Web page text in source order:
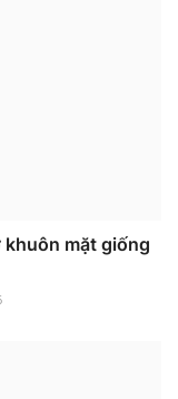
mặt giống